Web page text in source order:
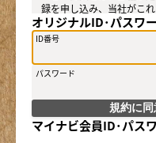
録を申し込み、当社がこ
（２）会員は、会員サー
けることができます。
ん。会員が会員サービス
認したものとみなします。
○第３条（会員ＩＤ番号
（１）会員は、会員ＩＤ
るものとします。ただし
オリジナルID･パスワ
ID番号
パスワード
規約に
マイナビ会員ID･パス